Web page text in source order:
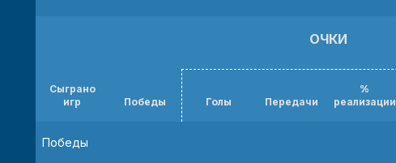
Сыграно
игр
Победы
ОЧКИ
Голы Передачи
%
реализации
Победы